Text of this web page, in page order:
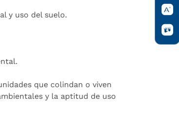
y uso del suelo.
que colindan o viven
y la aptitud de uso